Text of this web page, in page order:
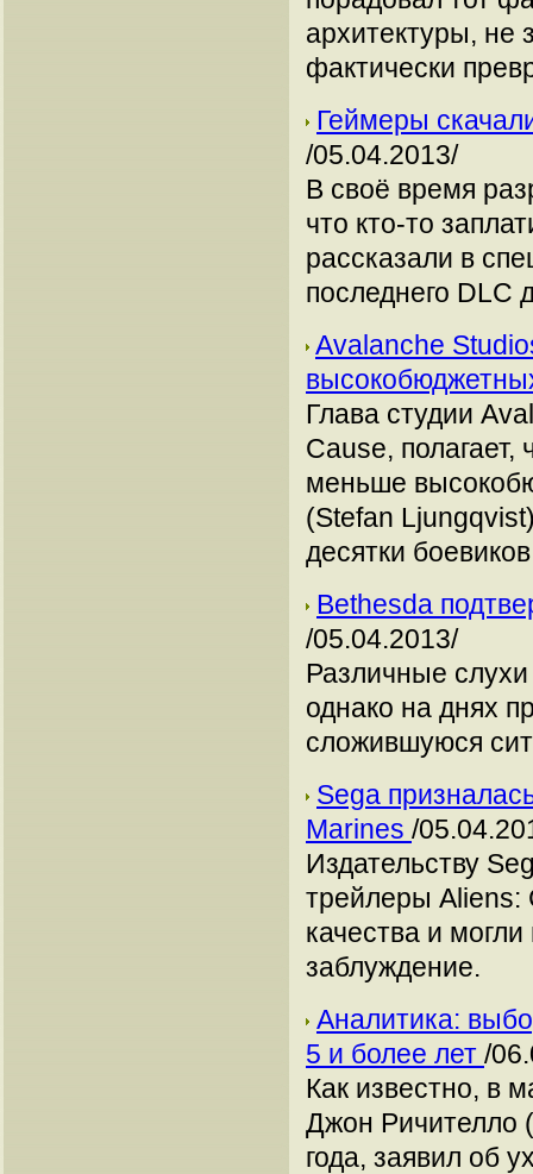
архитектуры, не
фактически
Геймеры
/05.04.2013/
В своё время
что кто-то
рассказали в
последнего DLC
Avalanche
Глава студии
Cause, полагает,
меньше
(Stefan
десятки
Bethesda
/05.04.2013/
Различные
однако на днях
сложившуюся
Sega
Marines /
Издательству
трейлеры Aliens:
качества и
заблуждение.
Аналитика:
5 и более лет /
Как известно, в
Джон Ричителло
года, заявил об